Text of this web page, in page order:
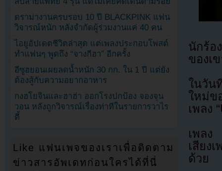
นักร้อ
ของเ
ในวัน
ใหม่ข
เพลง
เพลง
เสียง
ด้วย
ดราม่างานครบรอบ 10 ปี BLACKPINK แฟน
วิจารณ์หนัก หลังจำกัดผู้ร่วมงานแค่ 40 คน
ไอยูอัปเดตชีวิตล่าสุด แต่เพลงประกอบโพสต์
ทำแฟนๆ พูดถึง “จางกีฮา” อีกครั้ง
อีซูฮยอนเผยลดน้ำหนัก 30 กก. ใน 1 ปี แต่ยัง
ต้องสู้กับความอยากอาหาร
กงฮโยจินและฮาฮ่า ออกโรงปกป้อง จองจุน
วอน หลังถูกวิจารณ์เรื่องท่าทีในรายการวาไร
ตี้
Like แฟนเพจของเราเพื่อติดตาม
ข่าวสารอัพเดทก่อนใครได้ที่นี่